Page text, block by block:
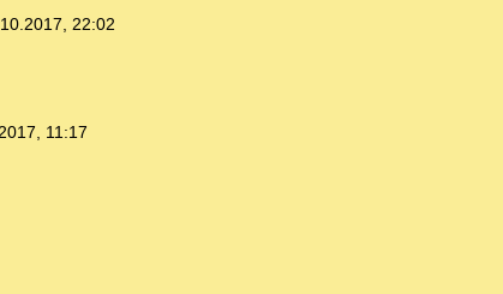
22:02
11:17